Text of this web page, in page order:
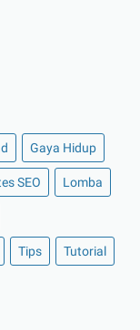
Gaya Hidup
SEO Lomba
Tips Tutorial